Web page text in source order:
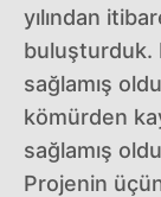
yılından
buluşturduk.
sağlamış
kömürden
sağlamış
Projenin